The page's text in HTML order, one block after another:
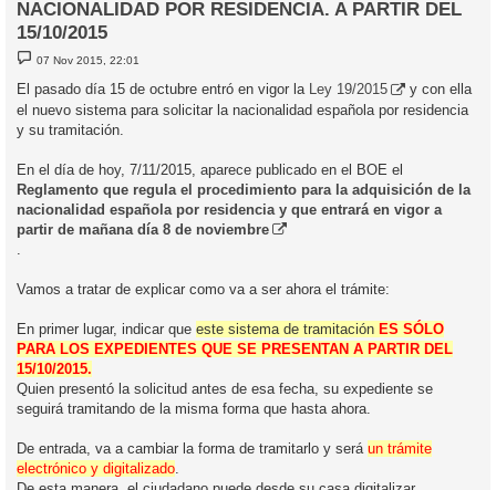
NACIONALIDAD POR RESIDENCIA. A PARTIR DEL
15/10/2015
M
e
s
a
e
07 Nov 2015, 22:01
El pasado día 15 de octubre entró en vigor la Ley 19/2015
y con ella
el nuevo sistema para solicitar la nacionalidad española por residencia
y su tramitación.
En el día de hoy, 7/11/2015, aparece publicado en el BOE el
Reglamento que regula el procedimiento para la adquisición de la
nacionalidad española por residencia y que entrará en vigor a
partir de mañana día 8 de noviembre
.
Vamos a tratar de explicar como va a ser ahora el trámite:
En primer lugar, indicar que este sistema de tramitación ES SÓLO
PARA LOS EXPEDIENTES QUE SE PRESENTAN A PARTIR DEL
15/10/2015.
Quien presentó la solicitud antes de esa fecha, su expediente se
seguirá tramitando de la misma forma que hasta ahora.
De entrada, va a cambiar la forma de tramitarlo y será un trámite
electrónico y digitalizado.